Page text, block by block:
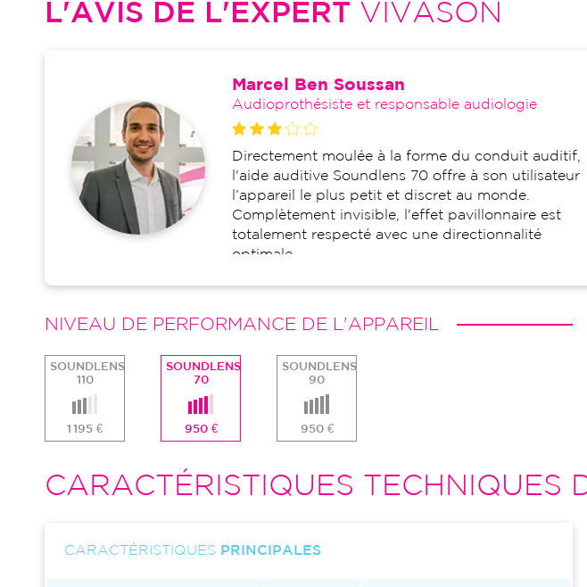
L'AVIS DE L'EXPERT VIVASON
Marcel Ben Soussan
Audioprothésiste et responsable audiologie
Directement moulée à la forme du conduit auditif,
l'aide auditive Soundlens 70 offre à son utilisateur
l’appareil le plus petit et discret au monde.
Complètement invisible, l'effet pavillonnaire est
totalement respecté avec une directionnalité
optimale.
NIVEAU DE PERFORMANCE DE L'APPAREIL
SOUNDLENS
110
1 195 €
SOUNDLENS
70
950 €
SOUNDLENS
90
950 €
CARACTÉRISTIQUES TECHNIQUES
CARACTÉRISTIQUES PRINCIPALES